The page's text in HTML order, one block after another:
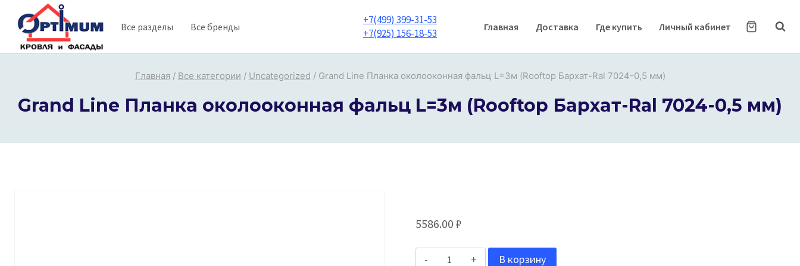
содержимому
Все разделы Все бренды
+7(499) 399-31-53
+7(925) 156-18-53
Главная Доставка Где купить Личный кабинет
Главная / Все категории / Uncategorized / Grand Line Планка околооконная фальц L=3м (Rooftop Бархат-Ral 7024-0,5 мм)
Grand Line Планка околооконная фальц L=3м (Rooftop Бархат-Ral 7024-0,5 мм)
5586.00 ₽
Количество
В корзину